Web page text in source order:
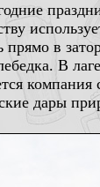
в
В
компания
дары